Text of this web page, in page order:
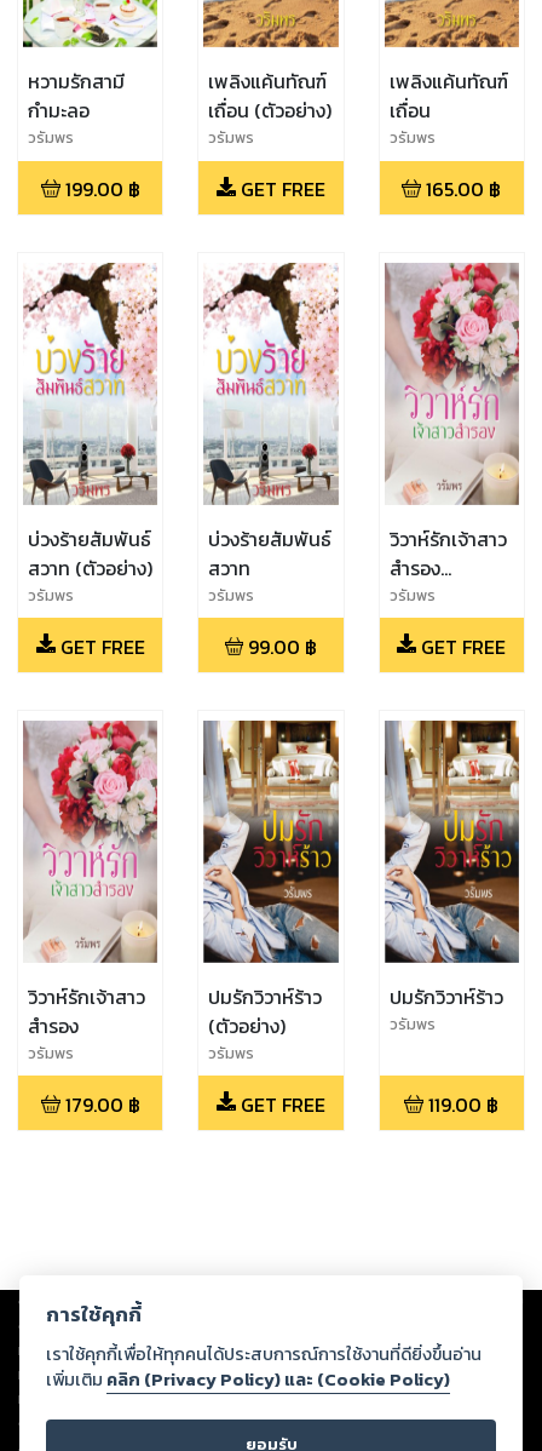
หวามรักสามี
กำมะลอ
วรัมพร
199.00 ฿
เพลิงแค้นทัณฑ์
เถื่อน (ตัวอย่าง)
วรัมพร
GET FREE
เพลิงแค้นทัณฑ์
เถื่อน
วรัมพร
165.00 ฿
บ่วงร้ายสัมพันธ์
สวาท (ตัวอย่าง)
วรัมพร
GET FREE
บ่วงร้ายสัมพันธ์
สวาท
วรัมพร
99.00 ฿
วิวาห์รักเจ้าสาว
สำรอง
(ตัวอย่าง)
วรัมพร
GET FREE
วิวาห์รักเจ้าสาว
สำรอง
วรัมพร
179.00 ฿
ปมรักวิวาห์ร้าว
(ตัวอย่าง)
วรัมพร
GET FREE
ปมรักวิวาห์ร้าว
วรัมพร
119.00 ฿
Copyright © 2026
ต่อผลงานหรือเนื้อหาใดที่อัปโหลดผ่านเว็บไซต์และปรากฏว่าละเมิดสิทธิใน
ทรัพย์สินทางปัญญาของบุคคลอื่นหรือขัดต่อกฎหมายและศีลธรรม ดังนั้น ผู้อ่าน
ทุกท่านโปรดใช้วิจารณญาณในการกลั่นกรองด้วยตนเอง และหากท่านพบว่าส่วน
หนึ่งส่วนใดขัดต่อกฎหมายและศีลธรรม กรุณาแจ้งมายังบริษัท เพื่อทีมงานจะได้
ดำเนินการในทันที ทั้งนี้ ทางสตอรี่ล็อกขอสงวนลิขสิทธิ์ตามพระราชบัญญัติ
การใช้คุกกี้
เราใช้คุกกี้เพื่อให้ทุกคนได้ประสบการณ์การใช้งานที่ดียิ่งขึ้นอ่าน
เพิ่มเติม คลิก (Privacy Policy) และ (Cookie Policy)
ยอมรับ